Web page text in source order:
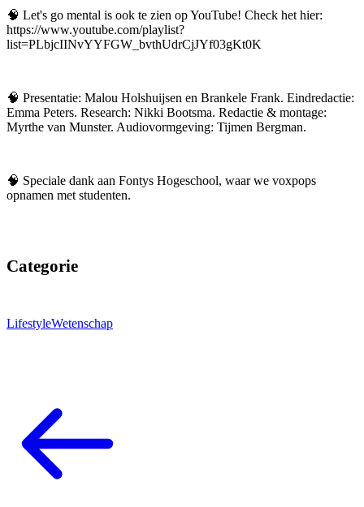
🧠 Let's go mental is ook te zien op YouTube! Check het hier:
https://www.youtube.com/playlist?
list=PLbjcIINvYYFGW_bvthUdrCjJYf03gKt0K
🧠 Presentatie: Malou Holshuijsen en Brankele Frank. Eindredactie:
Emma Peters. Research: Nikki Bootsma. Redactie & montage:
Myrthe van Munster. Audiovormgeving: Tijmen Bergman.
🧠 Speciale dank aan Fontys Hogeschool, waar we voxpops
opnamen met studenten.
Categorie
LifestyleWetenschap